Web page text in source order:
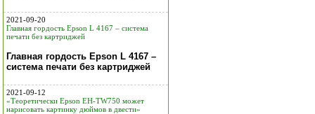
2021-09-20
Главная гордость Epson L 4167 – система
печати без картриджей
Главная гордость Epson L 4167 –
система печати без картриджей
2021-09-12
«Теоретически Epson EH-TW750 может
нарисовать картинку дюймов в двести»